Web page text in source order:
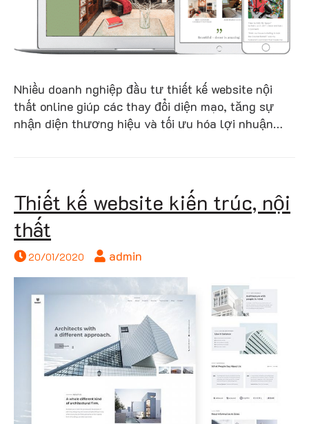
Nhiều doanh nghiệp đầu tư thiết kế website nội
thất online giúp các thay đổi diện mạo, tăng sự
nhận diện thương hiệu và tối ưu hóa lợi nhuận…
Thiết kế website kiến trúc, nội
thất
20/01/2020 admin